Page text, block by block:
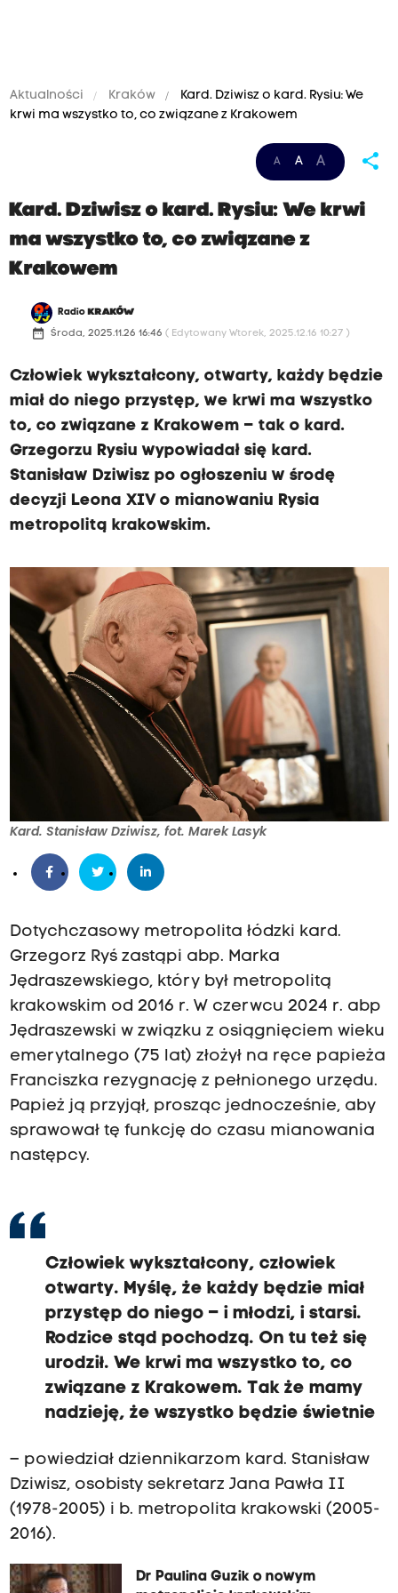
Aktualności Kraków
Kard. Dziwisz o kard. Rysiu: We
krwi ma wszystko to, co związane z Krakowem
A A A share
Kard. Dziwisz o kard. Rysiu: We krwi
ma wszystko to, co związane z
Krakowem
Radio KRAKÓW
date_range Środa, 2025.11.26 16:46 ( Edytowany Wtorek, 2025.12.16 10:27 )
Człowiek wykształcony, otwarty, każdy będzie
miał do niego przystęp, we krwi ma wszystko
to, co związane z Krakowem – tak o kard.
Grzegorzu Rysiu wypowiadał się kard.
Stanisław Dziwisz po ogłoszeniu w środę
decyzji Leona XIV o mianowaniu Rysia
metropolitą krakowskim.
Kard. Stanisław Dziwisz, fot. Marek Lasyk
Dotychczasowy metropolita łódzki kard.
Grzegorz Ryś zastąpi abp. Marka
Jędraszewskiego, który był metropolitą
krakowskim od 2016 r. W czerwcu 2024 r. abp
Jędraszewski w związku z osiągnięciem wieku
emerytalnego (75 lat) złożył na ręce papieża
Franciszka rezygnację z pełnionego urzędu.
Papież ją przyjął, prosząc jednocześnie, aby
sprawował tę funkcję do czasu mianowania
następcy.
Człowiek wykształcony, człowiek
otwarty. Myślę, że każdy będzie miał
przystęp do niego – i młodzi, i starsi.
Rodzice stąd pochodzą. On tu też się
urodził. We krwi ma wszystko to, co
związane z Krakowem. Tak że mamy
nadzieję, że wszystko będzie świetnie
– powiedział dziennikarzom kard. Stanisław
Dziwisz, osobisty sekretarz Jana Pawła II
(1978-2005) i b. metropolita krakowski (2005-
2016).
Dr Paulina Guzik o nowym